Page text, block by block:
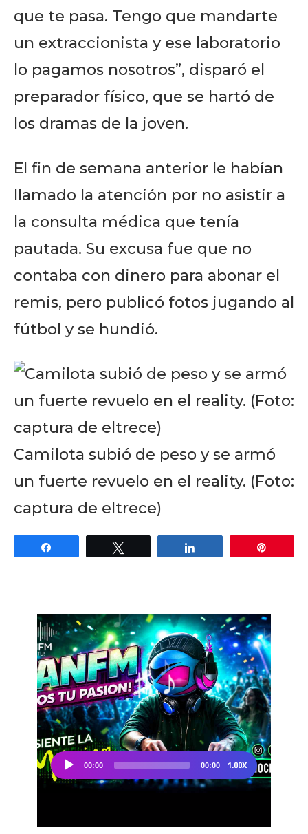
Don't miss
que te pasa. Tengo que mandarte
un extraccionista y ese laboratorio
lo pagamos nosotros”, disparó el
preparador físico, que se hartó de
los dramas de la joven.
El fin de semana anterior le habían
llamado la atención por no asistir a
la consulta médica que tenía
pautada. Su excusa fue que no
contaba con dinero para abonar el
remis, pero publicó fotos jugando al
fútbol y se hundió.
Camilota subió de peso y se armó
un fuerte revuelo en el reality. (Foto:
captura de eltrece)